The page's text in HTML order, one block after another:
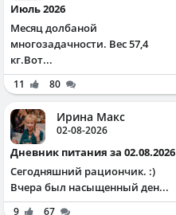
Июль 2026
Месяц долбаной
многозадачности. Вес 57,4
кг.Вот...
11 80
Ирина Макс
02-08-2026
Дневник питания за 02.08.2026
Сегодняшний рациончик. :)
Вчера был насыщенный ден...
9
67